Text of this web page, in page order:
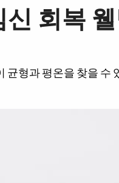
회복
형과 평온을 찾을 수